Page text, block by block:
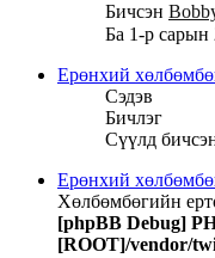
Бичсэн
Ба 1-р сарын
Ерөнхий
Сэдэв
Бичлэг
Сүүлд
Ерөнхий
Хөлбөмбөгийн
[phpBB Debug]
[ROOT]/vendor/